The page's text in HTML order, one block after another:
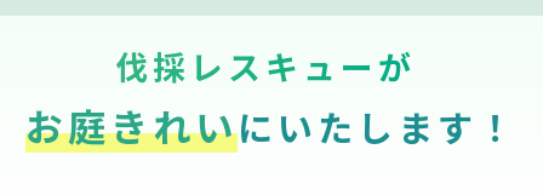
伐採レスキューが
お庭きれいにいたします！